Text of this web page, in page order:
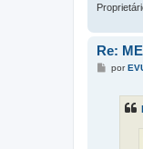
Re:
Mpor